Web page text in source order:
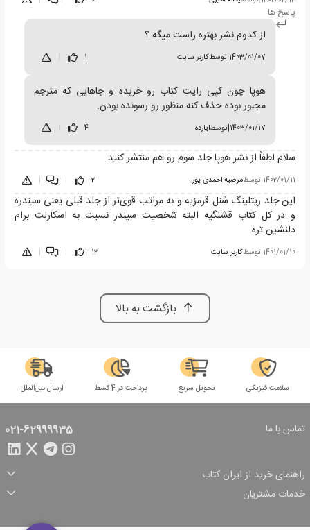
پاسخ ها
از کدوم نشر بهتره راست میگه ؟
1403/01/07
|توسطکاربر سایت 1
هوپا چون کپی رایت کتاب رو خریده و جاهایی که مترجم
مجبور بوده حذف کنه منظور رو رسونده بودن.
1403/01/17
|توسطایارده 4
سلام لطفاً از نشر هوپا جلد سوم رو هم منتشر کنید
1402/01/11
|توسطمرضیه احمدی پور 2
|
|
این جلد ریتلینگ شنل قرمزیه و به مراتب قوی‌تر از جلد قبلی یعنی سیندره
و در کل کتاب قشنگیه البته شخصیت سیندر نسبت به اسکارلت برام
دلنشین تره
1401/01/10
|توسطکاربر سایت 12
|
|
بازگشت به بالا
سلامت فیزیکی تحویل سریع پرداخت در 4 قسط ارسال بین‌الملل
تماس با ما 021-62999935
راهنمای خرید از ایران کتاب
ثبت سفارش
شرایط ارسال سفارش
شیوه پرداخت
تخفیف‌های خرید
خدمات مشتریان